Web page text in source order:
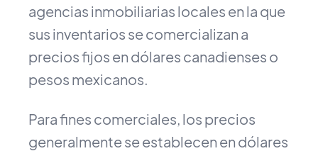
agencias inmobiliarias locales en la que
sus inventarios se comercializan a
precios fijos en dólares canadienses o
pesos mexicanos.
Para fines comerciales, los precios
generalmente se establecen en dólares